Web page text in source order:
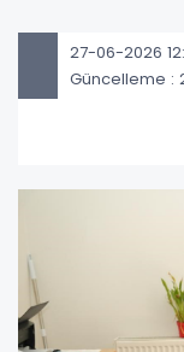
27-06-2026
Güncelleme :